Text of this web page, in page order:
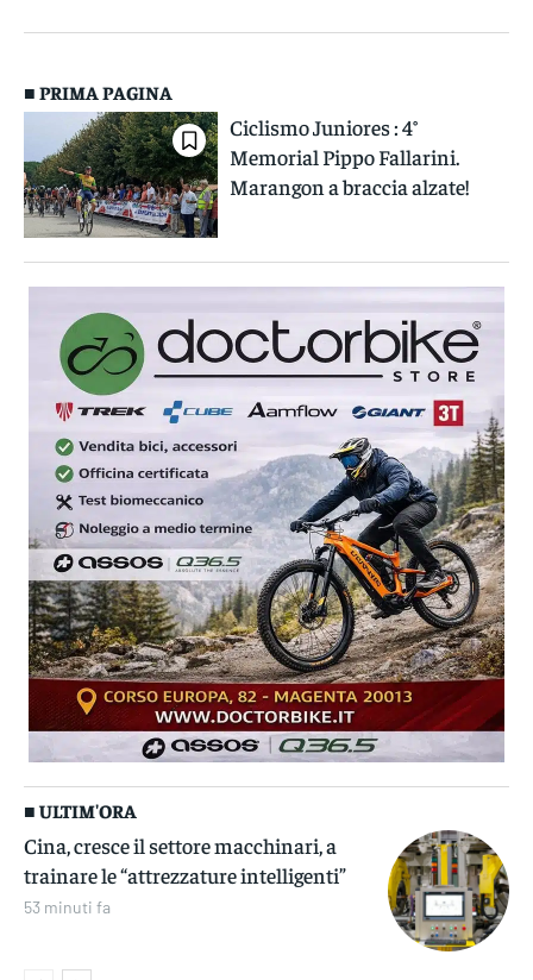
■ PRIMA PAGINA
Ciclismo Juniores : 4°
Memorial Pippo Fallarini.
Marangon a braccia alzate!
■ ULTIM'ORA
Cina, cresce il settore macchinari, a
trainare le “attrezzature intelligenti”
53 minuti fa